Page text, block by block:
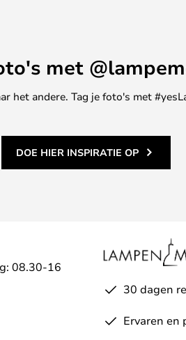
met
het andere. Tag je foto's met
DOE HIER INSPIRATIE OP
08.30-16
30 dagen
Ervaren en